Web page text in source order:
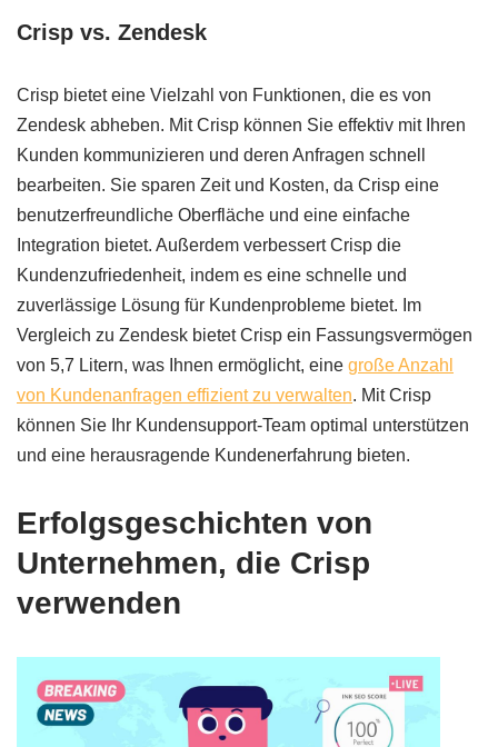
Crisp vs. Zendesk
Crisp bietet eine Vielzahl von Funktionen, die es von
Zendesk abheben. Mit Crisp können Sie effektiv mit Ihren
Kunden kommunizieren und deren Anfragen schnell
bearbeiten. Sie sparen Zeit und Kosten, da Crisp eine
benutzerfreundliche Oberfläche und eine einfache
Integration bietet. Außerdem verbessert Crisp die
Kundenzufriedenheit, indem es eine schnelle und
zuverlässige Lösung für Kundenprobleme bietet. Im
Vergleich zu Zendesk bietet Crisp ein Fassungsvermögen
von 5,7 Litern, was Ihnen ermöglicht, eine große Anzahl
von Kundenanfragen effizient zu verwalten. Mit Crisp
können Sie Ihr Kundensupport-Team optimal unterstützen
und eine herausragende Kundenerfahrung bieten.
Erfolgsgeschichten von
Unternehmen, die Crisp
verwenden